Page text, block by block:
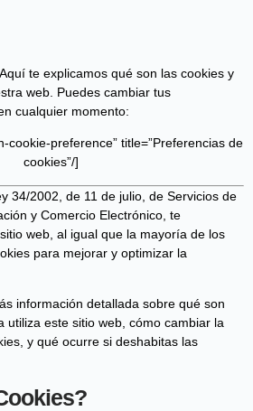
te explicamos qué son las cookies y
web. Puedes cambiar tus
cualquier momento:
cookie-preference” title=”Preferencias de
cookies”/]
34/2002, de 11 de julio, de Servicios de
y Comercio Electrónico, te
web, al igual que la mayoría de los
para mejorar y optimizar la
información detallada sobre qué son
utiliza este sitio web, cómo cambiar la
y qué ocurre si deshabitas las